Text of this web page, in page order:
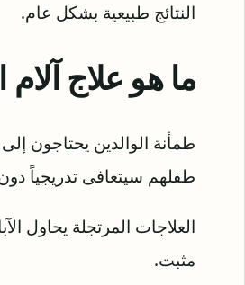
النتائج طبيعية بشكل عام.
ما هو علاج آلام
طمأنة الوالدين يحتاجون
طفلهم سيتعافى تدريجياً
العلاجات المرتجلة يحاول
مثبت.